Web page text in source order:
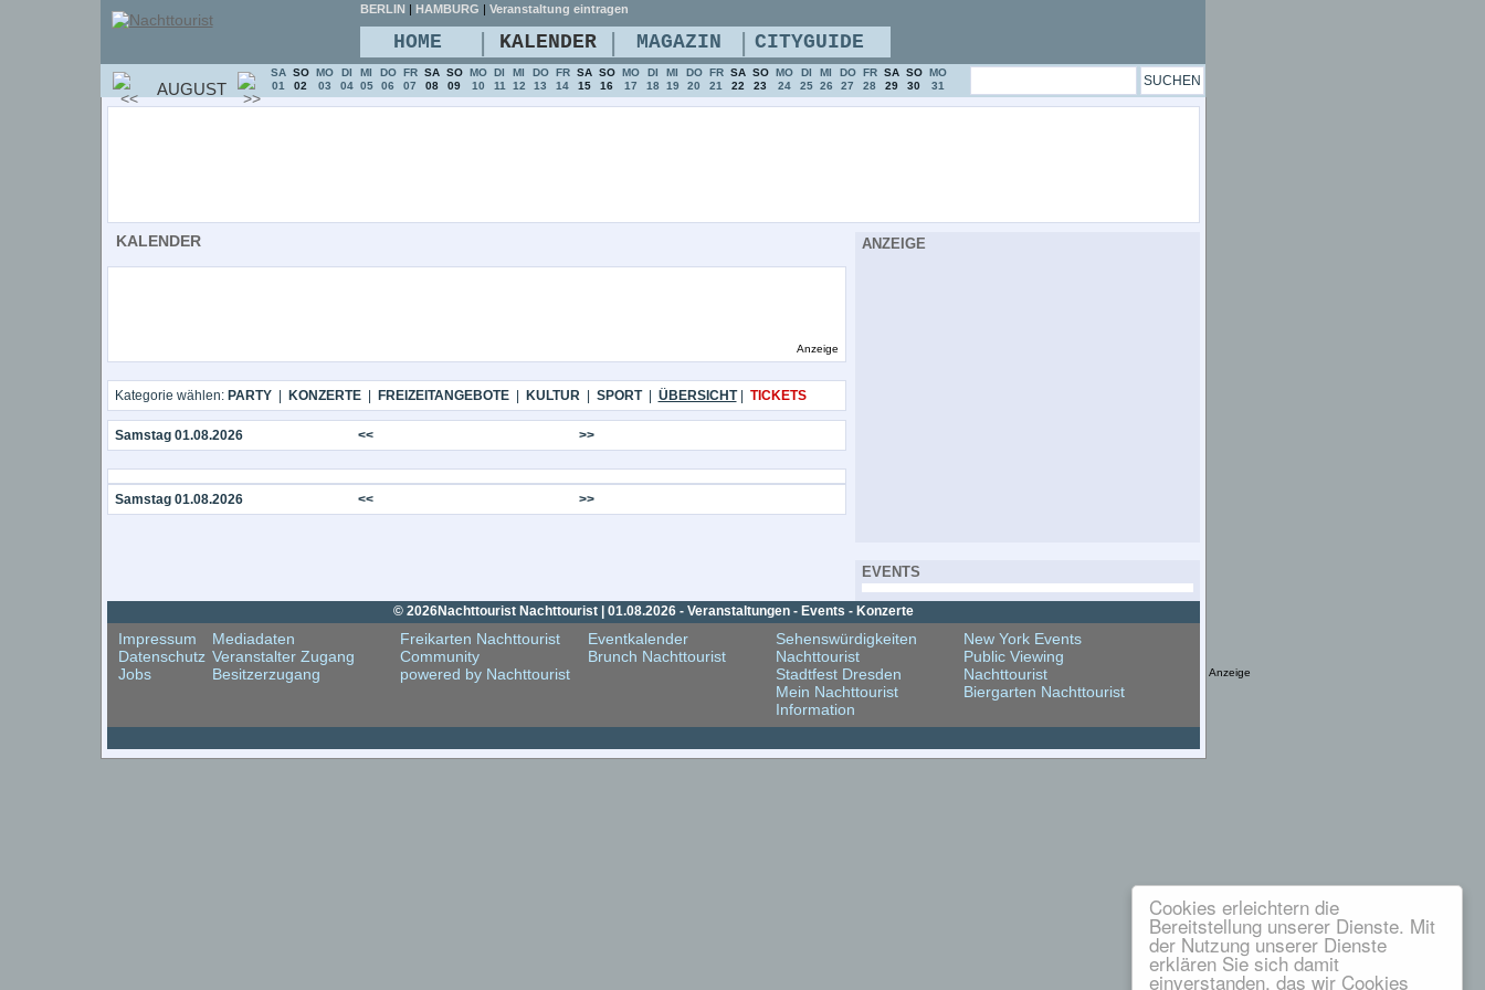
Cookies erleichtern die
Bereitstellung unserer Dienste. Mit
der Nutzung unserer Dienste
erklären Sie sich damit
einverstanden, das wir Cookies
KALENDER
Anzeige
Kategorie wählen: PARTY| KONZERTE| FREIZEITANGEBOTE| KULTUR| SPORT| ÜBERSICHT| TICKETS
Samstag 01.08.2026 << >>
Samstag 01.08.2026 << >>
ANZEIGE
EVENTS
© 2026Nachttourist Nachttourist | 01.08.2026 - Veranstaltungen - Events - Konzerte
Impressum
Datenschutz
Jobs
Mediadaten
Veranstalter Zugang
Besitzerzugang
Freikarten Nachttourist
Community
powered by Nachttourist
Eventkalender
Brunch Nachttourist
Sehenswürdigkeiten
Nachttourist
Stadtfest Dresden
Mein Nachttourist
Information
New York Events
Public Viewing
Nachttourist
Biergarten Nachttourist
BERLIN | HAMBURG | Veranstaltung eintragen
HOME | KALENDER | MAGAZIN | CITYGUIDE
AUGUST
SA
01
SO
02
MO
03
DI
04
MI
05
DO
06
FR
07
SA
08
SO
09
MO
10
DI
11
MI
12
DO
13
FR
14
SA
15
SO
16
MO
17
DI
18
MI
19
DO
20
FR
21
SA
22
SO
23
MO
24
DI
25
MI
26
DO
27
FR
28
SA
29
SO
30
MO
31
Anzeige